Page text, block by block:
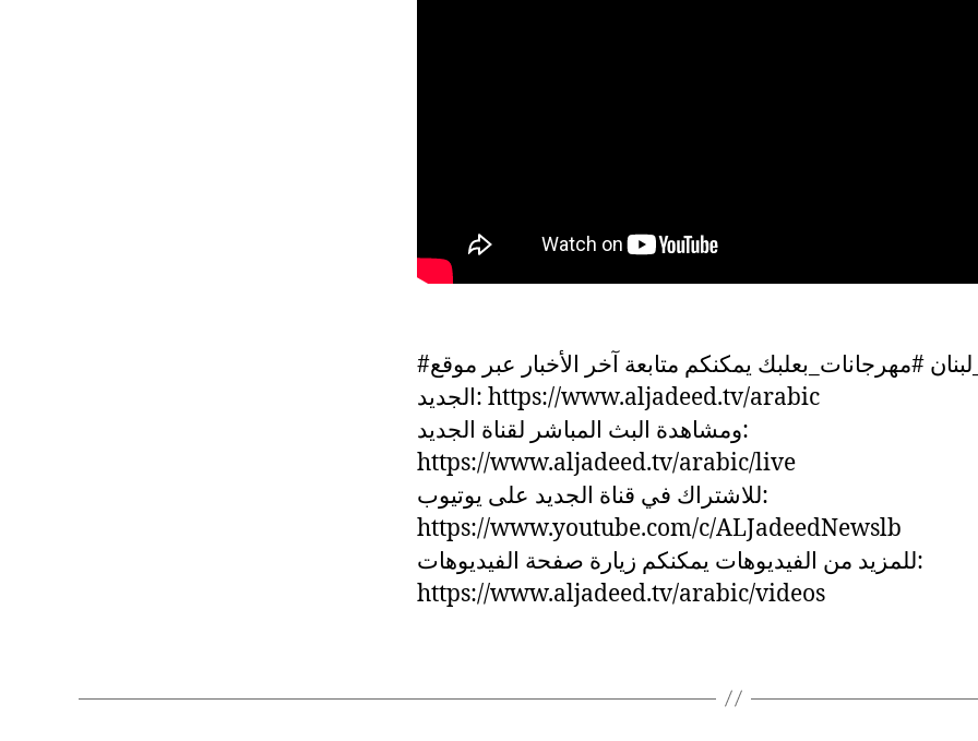
#صيف_لبنان #مهرجانات_بعلبك يمكنكم متابعة آخر الأخبار عبر موقع
الجديد: https://www.aljadeed.tv/arabic
ومشاهدة البث المباشر لقناة الجديد:
https://www.aljadeed.tv/arabic/live
للاشتراك في قناة الجديد على يوتيوب:
https://www.youtube.com/c/ALJadeedNewslb
للمزيد من الفيديوهات يمكنكم زيارة صفحة الفيديوهات:
https://www.aljadeed.tv/arabic/videos